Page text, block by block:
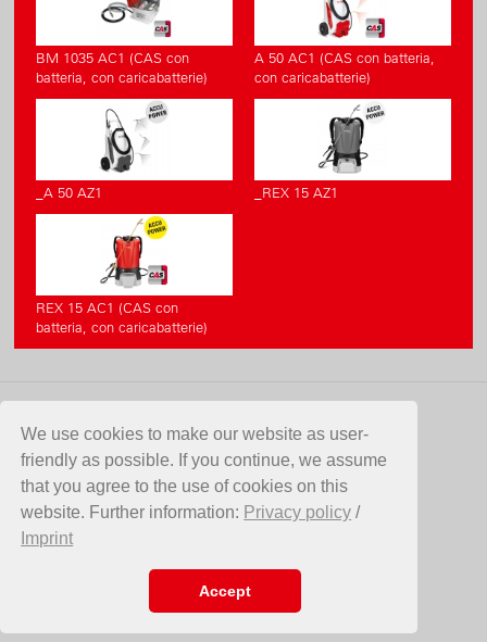
We use cookies to make our website as user-
friendly as possible. If you continue, we assume
that you agree to the use of cookies on this
website. Further information: Privacy policy /
Imprint
Accept
BM 1035 AC1 (CAS con
batteria, con caricabatterie)
A 50 AC1 (CAS con batteria,
con caricabatterie)
_A 50 AZ1 _REX 15 AZ1
REX 15 AC1 (CAS con
batteria, con caricabatterie)
CONTATTO
Birchmeier Sprühtechnik AG
Im Stetterfeld 1
5608 Stetten
SVIZZERA
info@birchmeier.com